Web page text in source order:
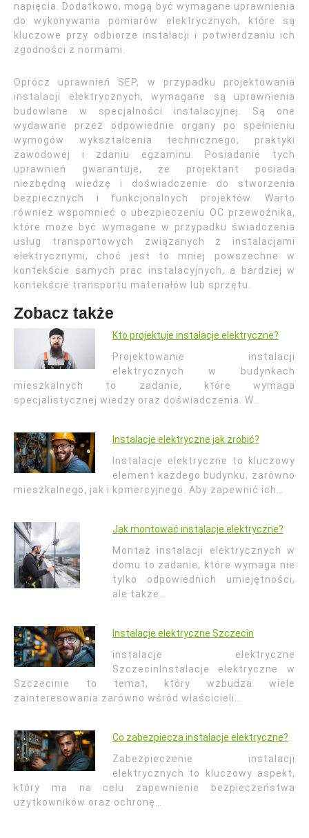
napięcia. Dodatkowo, mogą być wymagane uprawnienia
do wykonywania pomiarów elektrycznych, które są
kluczowe przy odbiorze instalacji i potwierdzaniu ich
zgodności z normami.
Oprócz uprawnień SEP, w przypadku projektowania
instalacji elektrycznych, wymagane są uprawnienia
budowlane w specjalności instalacyjnej. Są one
wydawane przez odpowiednie organy po spełnieniu
wymogów wykształcenia technicznego, praktyki
zawodowej i zdaniu egzaminu. Posiadanie tych
uprawnień gwarantuje, że projektant posiada
niezbędną wiedzę i doświadczenie do stworzenia
bezpiecznych i funkcjonalnych projektów. Warto
również wspomnieć o ubezpieczeniu OC przewoźnika,
które może być wymagane w przypadku świadczenia
usług transportowych związanych z instalacjami
elektrycznymi, choć jest to mniej powszechne w
kontekście samych prac instalacyjnych, a bardziej w
kontekście transportu materiałów lub sprzętu.
Zobacz także
Kto projektuje instalacje elektryczne?
Projektowanie instalacji
elektrycznych w budynkach
mieszkalnych to zadanie, które wymaga
specjalistycznej wiedzy oraz doświadczenia. W…
Instalacje elektryczne jak zrobić?
Instalacje elektryczne to kluczowy
element każdego budynku, zarówno
mieszkalnego, jak i komercyjnego. Aby zapewnić ich…
Jak montować instalacje elektryczne?
Montaż instalacji elektrycznych w
domu to zadanie, które wymaga nie
tylko odpowiednich umiejętności,
ale także…
Instalacje elektryczne Szczecin
instalacje elektryczne
SzczecinInstalacje elektryczne w
Szczecinie to temat, który wzbudza wiele
zainteresowania zarówno wśród właścicieli…
Co zabezpiecza instalacje elektryczne?
Zabezpieczenie instalacji
elektrycznych to kluczowy aspekt,
który ma na celu zapewnienie bezpieczeństwa
użytkowników oraz ochronę…